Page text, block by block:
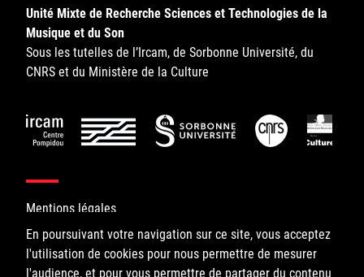
Rester informé
Offres d'emplois/stages
En poursuivant votre navigation sur ce site, vous acceptez
l'utilisation de cookies pour nous permettre de mesurer
l'audience, et pour vous permettre de partager du contenu
Unité Mixte de Recherche Sciences et Technologies de la
Musique et du Son
Sous les tutelles de l’Ircam, de Sorbonne Université, du
CNRS et du Ministère de la Culture
Mentions légales
©IRCAM, 2026. All Rights Reserved.